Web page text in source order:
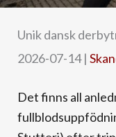
Unik dansk
2026-07-14|
Det finns all